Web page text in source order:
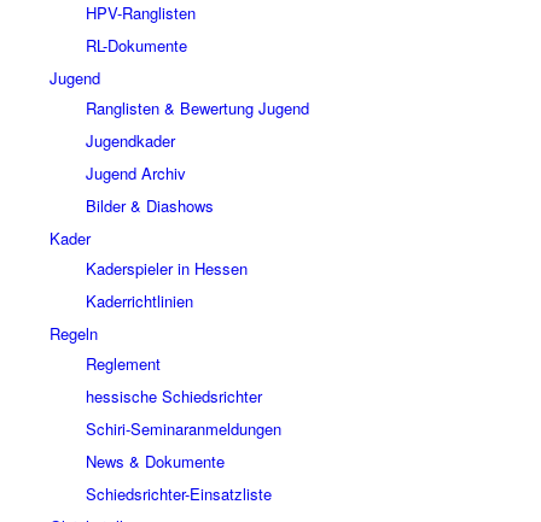
HPV-Ranglisten
RL-Dokumente
Jugend
Ranglisten & Bewertung Jugend
Jugendkader
Jugend Archiv
Bilder & Diashows
Kader
Kaderspieler in Hessen
Kaderrichtlinien
Regeln
Reglement
hessische Schiedsrichter
Schiri-Seminaranmeldungen
News & Dokumente
Schiedsrichter-Einsatzliste